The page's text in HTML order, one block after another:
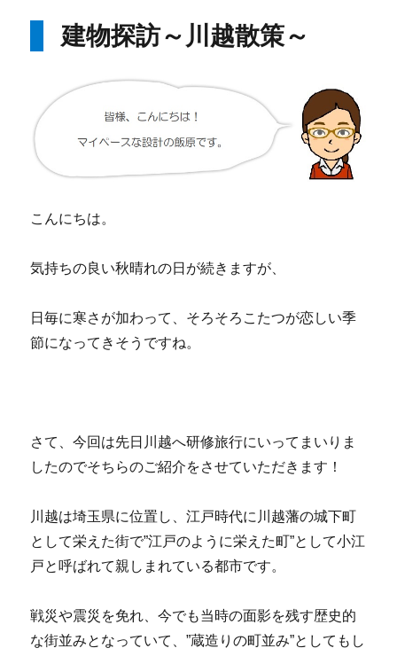
建物探訪～川越散策～
こんにちは。
気持ちの良い秋晴れの日が続きますが、
日毎に寒さが加わって、そろそろこたつが恋しい季
節になってきそうですね。
さて、今回は先日川越へ研修旅行にいってまいりま
したのでそちらのご紹介をさせていただきます！
川越は埼玉県に位置し、江戸時代に川越藩の城下町
として栄えた街で”江戸のように栄えた町”として小江
戸と呼ばれて親しまれている都市です。
戦災や震災を免れ、今でも当時の面影を残す歴史的
な街並みとなっていて、”蔵造りの町並み”としてもし